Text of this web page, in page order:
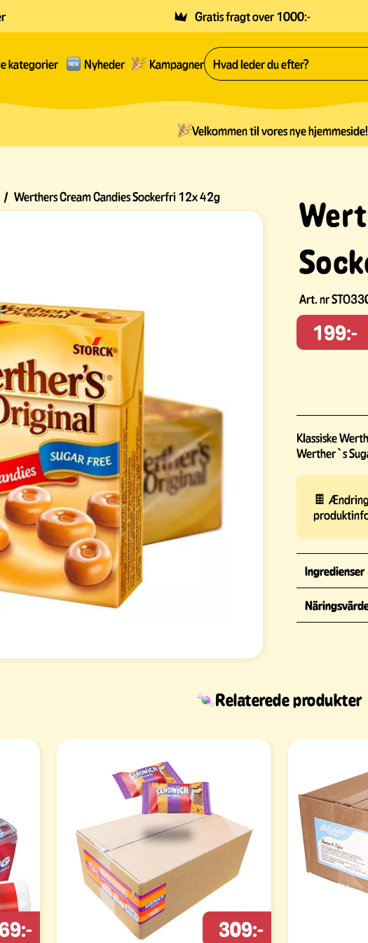
Gratis fragt over 1000:-
kategorier Nyheder Kampagner
Velkommen til vores nye hjemmeside!
/ Werthers Cream Candies Sockerfri 12x 42g
Art. nr
199:-
Klassiske
Werther`s
🍫
Ingredienser
Relaterede produkter
309:-